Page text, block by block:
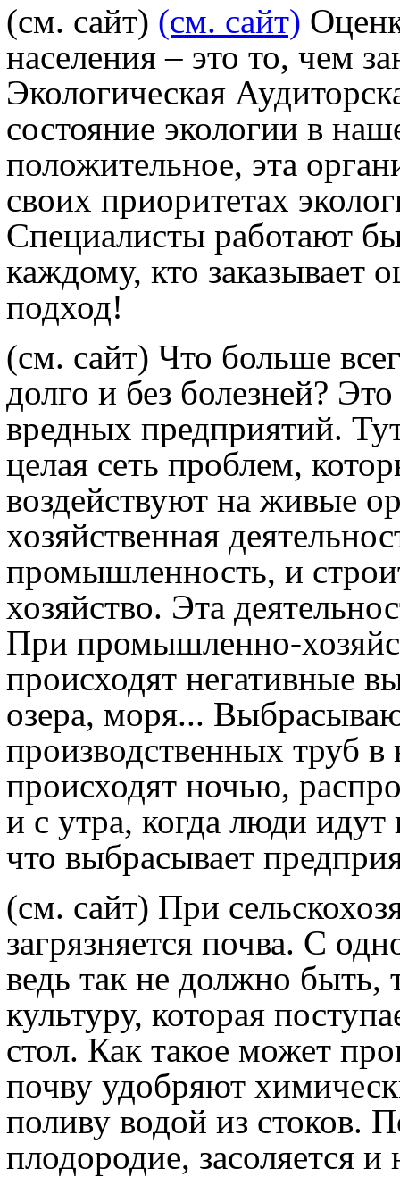
(см. сайт) (см. сайт)
населения – это то, чем
Экологическая
состояние экологии в
положительное, эта
своих приоритетах
Специалисты работают
каждому, кто заказывает
подход!
(см. сайт) Что больше
долго и без болезней?
вредных предприятий.
целая сеть проблем,
воздействуют на живые
хозяйственная
промышленность, и
хозяйство. Эта
При промышленно-
происходят негативные
озера, моря...
производственных труб
происходят ночью,
и с утра, когда люди
что выбрасывает
(см. сайт) При
загрязняется почва. С
ведь так не должно
культуру, которая
стол. Как такое может
почву удобряют
поливу водой из стоков.
плодородие, засоляется